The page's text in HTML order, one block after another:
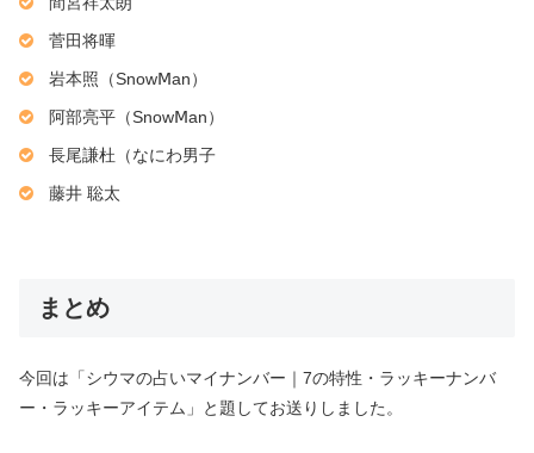
菅田将暉
岩本照（SnowⅯan）
阿部亮平（SnowⅯan）
長尾謙杜（なにわ男子
藤井 聡太
まとめ
今回は「シウマの占いマイナンバー｜7の特性・ラッキーナンバ
ー・ラッキーアイテム」と題してお送りしました。